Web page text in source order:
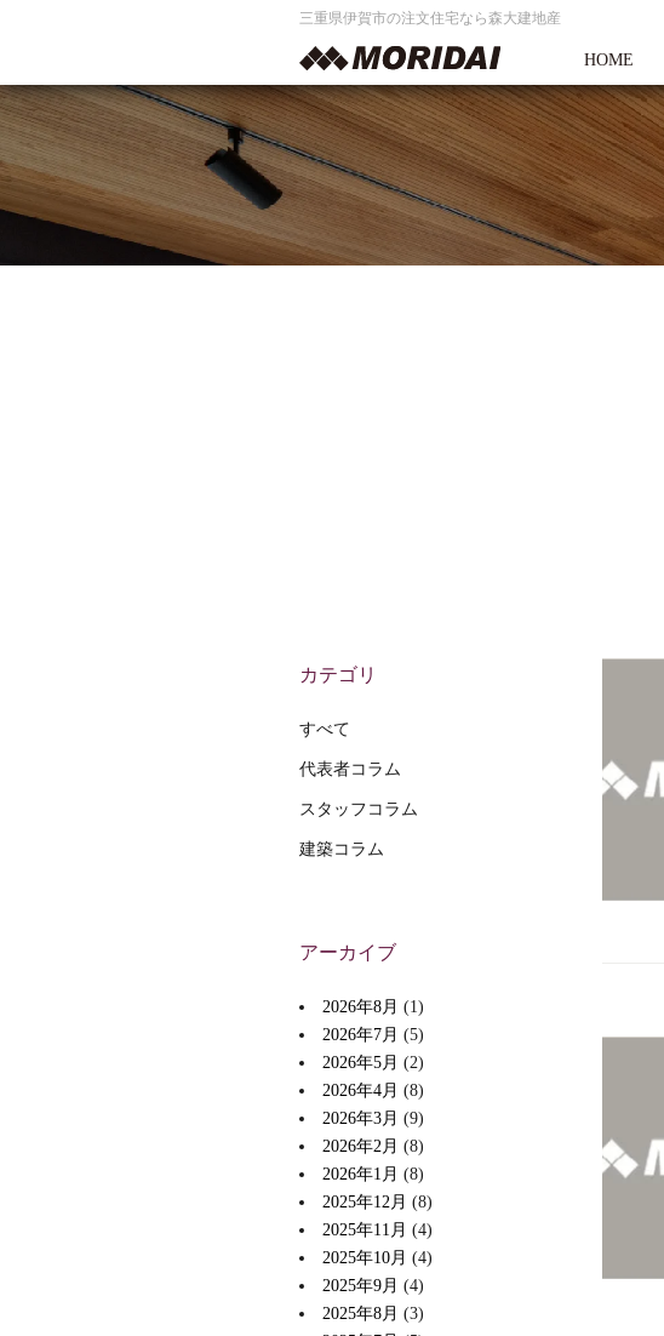
三重県伊賀市の注文住宅なら森大建地産
HOME
カテゴリ
すべて
代表者コラム
スタッフコラム
建築コラム
アーカイブ
2026年8月 (1)
2026年7月 (5)
2026年5月 (2)
2026年4月 (8)
2026年3月 (9)
2026年2月 (8)
2026年1月 (8)
2025年12月 (8)
2025年11月 (4)
2025年10月 (4)
2025年9月 (4)
2025年8月 (3)